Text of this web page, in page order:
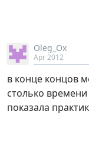
Oleg_Ox
Apr 2012
в конце концов
столько
показала